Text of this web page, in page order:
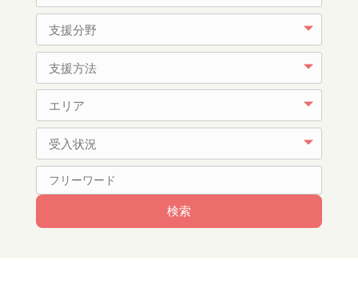
支援分野
支援方法
エリア
受入状況